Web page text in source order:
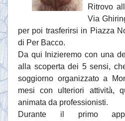
Ritrovo
Via
per poi trasferirsi in Piazza
di Per Bacco.
Da qui Inizieremo con una
alla scoperta dei 5 sensi,
soggiorno organizzato a
mesi con ulteriori attività,
animata da professionisti.
Durante il primo